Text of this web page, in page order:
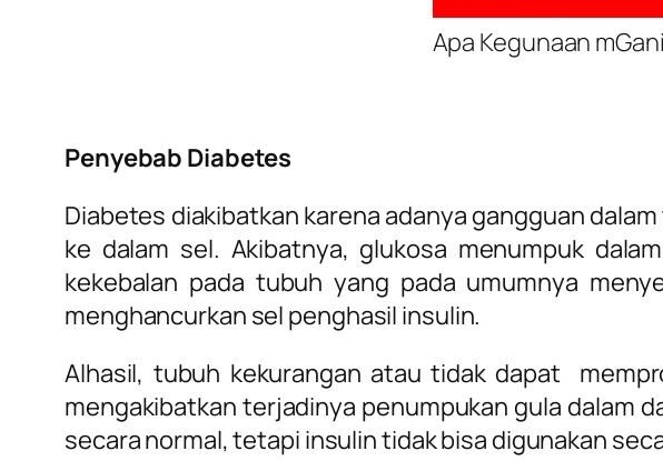
Apa Kegunaan
Penyebab Diabetes
Diabetes diakibatkan karena adanya gangguan
ke dalam sel. Akibatnya, glukosa menumpuk
kekebalan pada tubuh yang pada umumnya
menghancurkan sel penghasil insulin.
Alhasil, tubuh kekurangan atau tidak dapat
mengakibatkan terjadinya penumpukan gula dalam
secara normal, tetapi insulin tidak bisa digunakan